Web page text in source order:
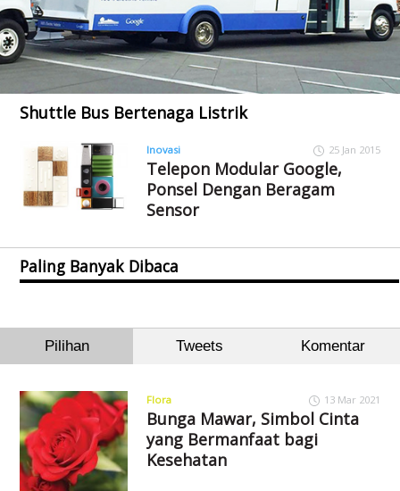
Shuttle Bus Bertenaga Listrik
Inovasi 25 Jan 2015
Telepon Modular Google,
Ponsel Dengan Beragam
Sensor
Paling Banyak Dibaca
Pilihan Tweets Komentar
Flora 13 Mar 2021
Bunga Mawar, Simbol Cinta
yang Bermanfaat bagi
Kesehatan